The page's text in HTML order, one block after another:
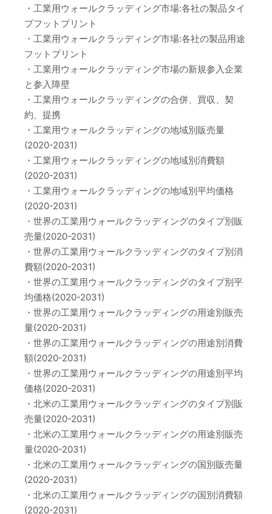
・工業用ウォールクラッディング市場:各社の製品タイ
プフットプリント
・工業用ウォールクラッディング市場:各社の製品用途
フットプリント
・工業用ウォールクラッディング市場の新規参入企業
と参入障壁
・工業用ウォールクラッディングの合併、買収、契
約、提携
・工業用ウォールクラッディングの地域別販売量
(2020-2031)
・工業用ウォールクラッディングの地域別消費額
(2020-2031)
・工業用ウォールクラッディングの地域別平均価格
(2020-2031)
・世界の工業用ウォールクラッディングのタイプ別販
売量(2020-2031)
・世界の工業用ウォールクラッディングのタイプ別消
費額(2020-2031)
・世界の工業用ウォールクラッディングのタイプ別平
均価格(2020-2031)
・世界の工業用ウォールクラッディングの用途別販売
量(2020-2031)
・世界の工業用ウォールクラッディングの用途別消費
額(2020-2031)
・世界の工業用ウォールクラッディングの用途別平均
価格(2020-2031)
・北米の工業用ウォールクラッディングのタイプ別販
売量(2020-2031)
・北米の工業用ウォールクラッディングの用途別販売
量(2020-2031)
・北米の工業用ウォールクラッディングの国別販売量
(2020-2031)
・北米の工業用ウォールクラッディングの国別消費額
(2020-2031)